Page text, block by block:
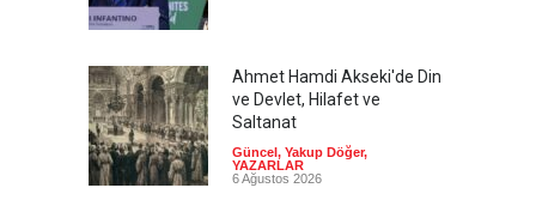
Ahmet Hamdi Akseki'de Din
ve Devlet, Hilafet ve
Saltanat
Güncel , Yakup Döğer,
YAZARLAR
6 Ağustos 2026